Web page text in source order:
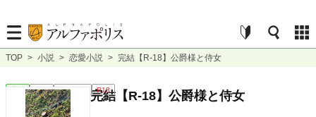
TOP > 小説 > 恋愛小説 > 完結【R-18】公爵様と侍女
完結 ｼｮｰﾄｼｮｰﾄ R18
完結【R-18】公爵様と侍女